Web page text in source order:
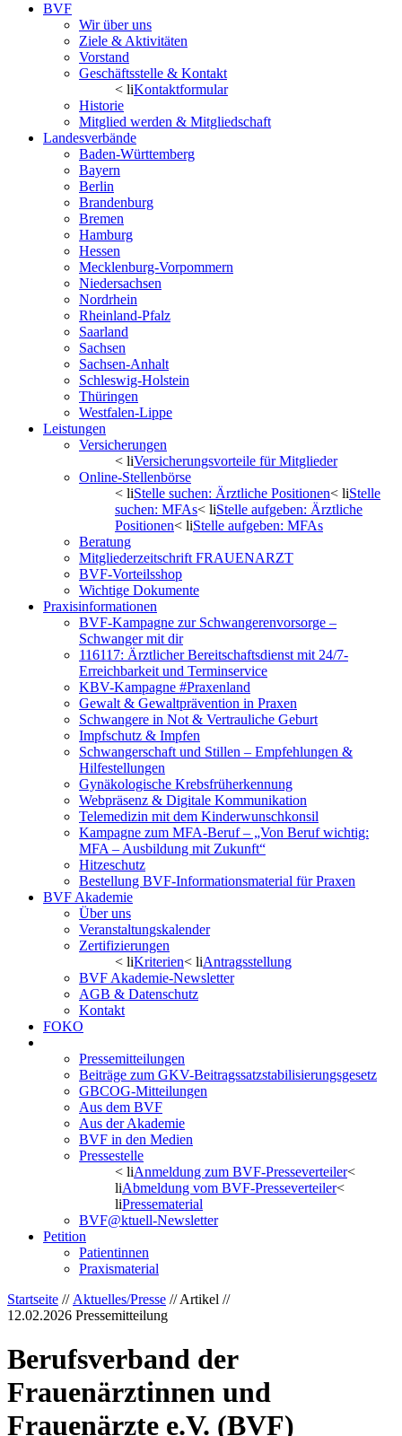
BVF
Wir über uns
Ziele & Aktivitäten
Vorstand
Geschäftsstelle & Kontakt
< liKontaktformular
Historie
Mitglied werden & Mitgliedschaft
Landesverbände
Baden-Württemberg
Bayern
Berlin
Brandenburg
Bremen
Hamburg
Hessen
Mecklenburg-Vorpommern
Niedersachsen
Nordrhein
Rheinland-Pfalz
Saarland
Sachsen
Sachsen-Anhalt
Schleswig-Holstein
Thüringen
Westfalen-Lippe
Leistungen
Versicherungen
< liVersicherungsvorteile für Mitglieder
Online-Stellenbörse
< liStelle suchen: Ärztliche Positionen< liStelle
suchen: MFAs< liStelle aufgeben: Ärztliche
Positionen< liStelle aufgeben: MFAs
Beratung
Mitgliederzeitschrift FRAUENARZT
BVF-Vorteilsshop
Wichtige Dokumente
Praxisinformationen
BVF-Kampagne zur Schwangerenvorsorge –
Schwanger mit dir
116117: Ärztlicher Bereitschaftsdienst mit 24/7-
Erreichbarkeit und Terminservice
KBV-Kampagne #Praxenland
Gewalt & Gewaltprävention in Praxen
Schwangere in Not & Vertrauliche Geburt
Impfschutz & Impfen
Schwangerschaft und Stillen – Empfehlungen &
Hilfestellungen
Gynäkologische Krebsfrüherkennung
Webpräsenz & Digitale Kommunikation
Telemedizin mit dem Kinderwunschkonsil
Kampagne zum MFA-Beruf – „Von Beruf wichtig:
MFA – Ausbildung mit Zukunft“
Hitzeschutz
Bestellung BVF-Informationsmaterial für Praxen
BVF Akademie
Über uns
Veranstaltungskalender
Zertifizierungen
< liKriterien< liAntragsstellung
BVF Akademie-Newsletter
AGB & Datenschutz
Kontakt
FOKO
Pressemitteilungen
Beiträge zum GKV-Beitragssatzstabilisierungsgesetz
GBCOG-Mitteilungen
Aus dem BVF
Aus der Akademie
BVF in den Medien
Pressestelle
< liAnmeldung zum BVF-Presseverteiler<
liAbmeldung vom BVF-Presseverteiler<
liPressematerial
BVF@ktuell-Newsletter
Petition
Patientinnen
Praxismaterial
Startseite // Aktuelles/Presse // Artikel //
12.02.2026 Pressemitteilung
Berufsverband der
Frauenärztinnen und
Frauenärzte e.V. (BVF)